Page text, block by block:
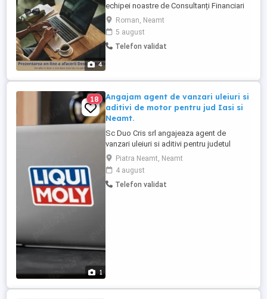
4
echipei noastre de Consultanți Financiari
Independenți! Nu ești un angajat clasic, ci
un antreprenor care își construiește
propria afacere sub umbrela unei
companii solide. De ce să colaborezi cu
Roman, Neamt
5 august
Telefon validat
1
18
Angajam agent de vanzari uleiuri si
aditivi de motor pentru jud Iasi si
Neamt.
Sc Duo Cris srl angajeaza agent de
vanzari uleiuri si aditivi pentru judetul
Iasi,Neamt si imprejurimi.Cautam
persoana dinamica ,serioasa si cu minime
cunostrinte tehnice legate de masini si
intretinerea acestora. Daca sunteti o
Piatra Neamt, Neamt
4 august
Telefon validat